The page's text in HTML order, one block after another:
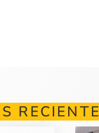
RECIENTE